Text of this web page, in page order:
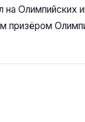
Олимпийских
призёром